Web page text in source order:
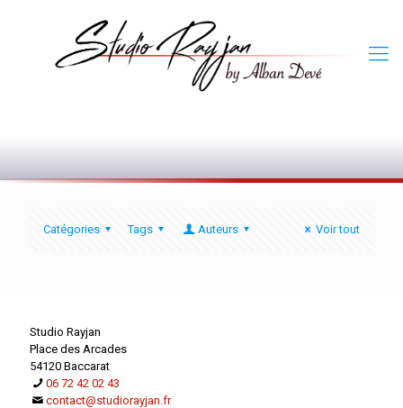
Catégories Tags Auteurs Voir tout
Studio Rayjan
Place des Arcades
54120 Baccarat
06 72 42 02 43
contact@studiorayjan.fr